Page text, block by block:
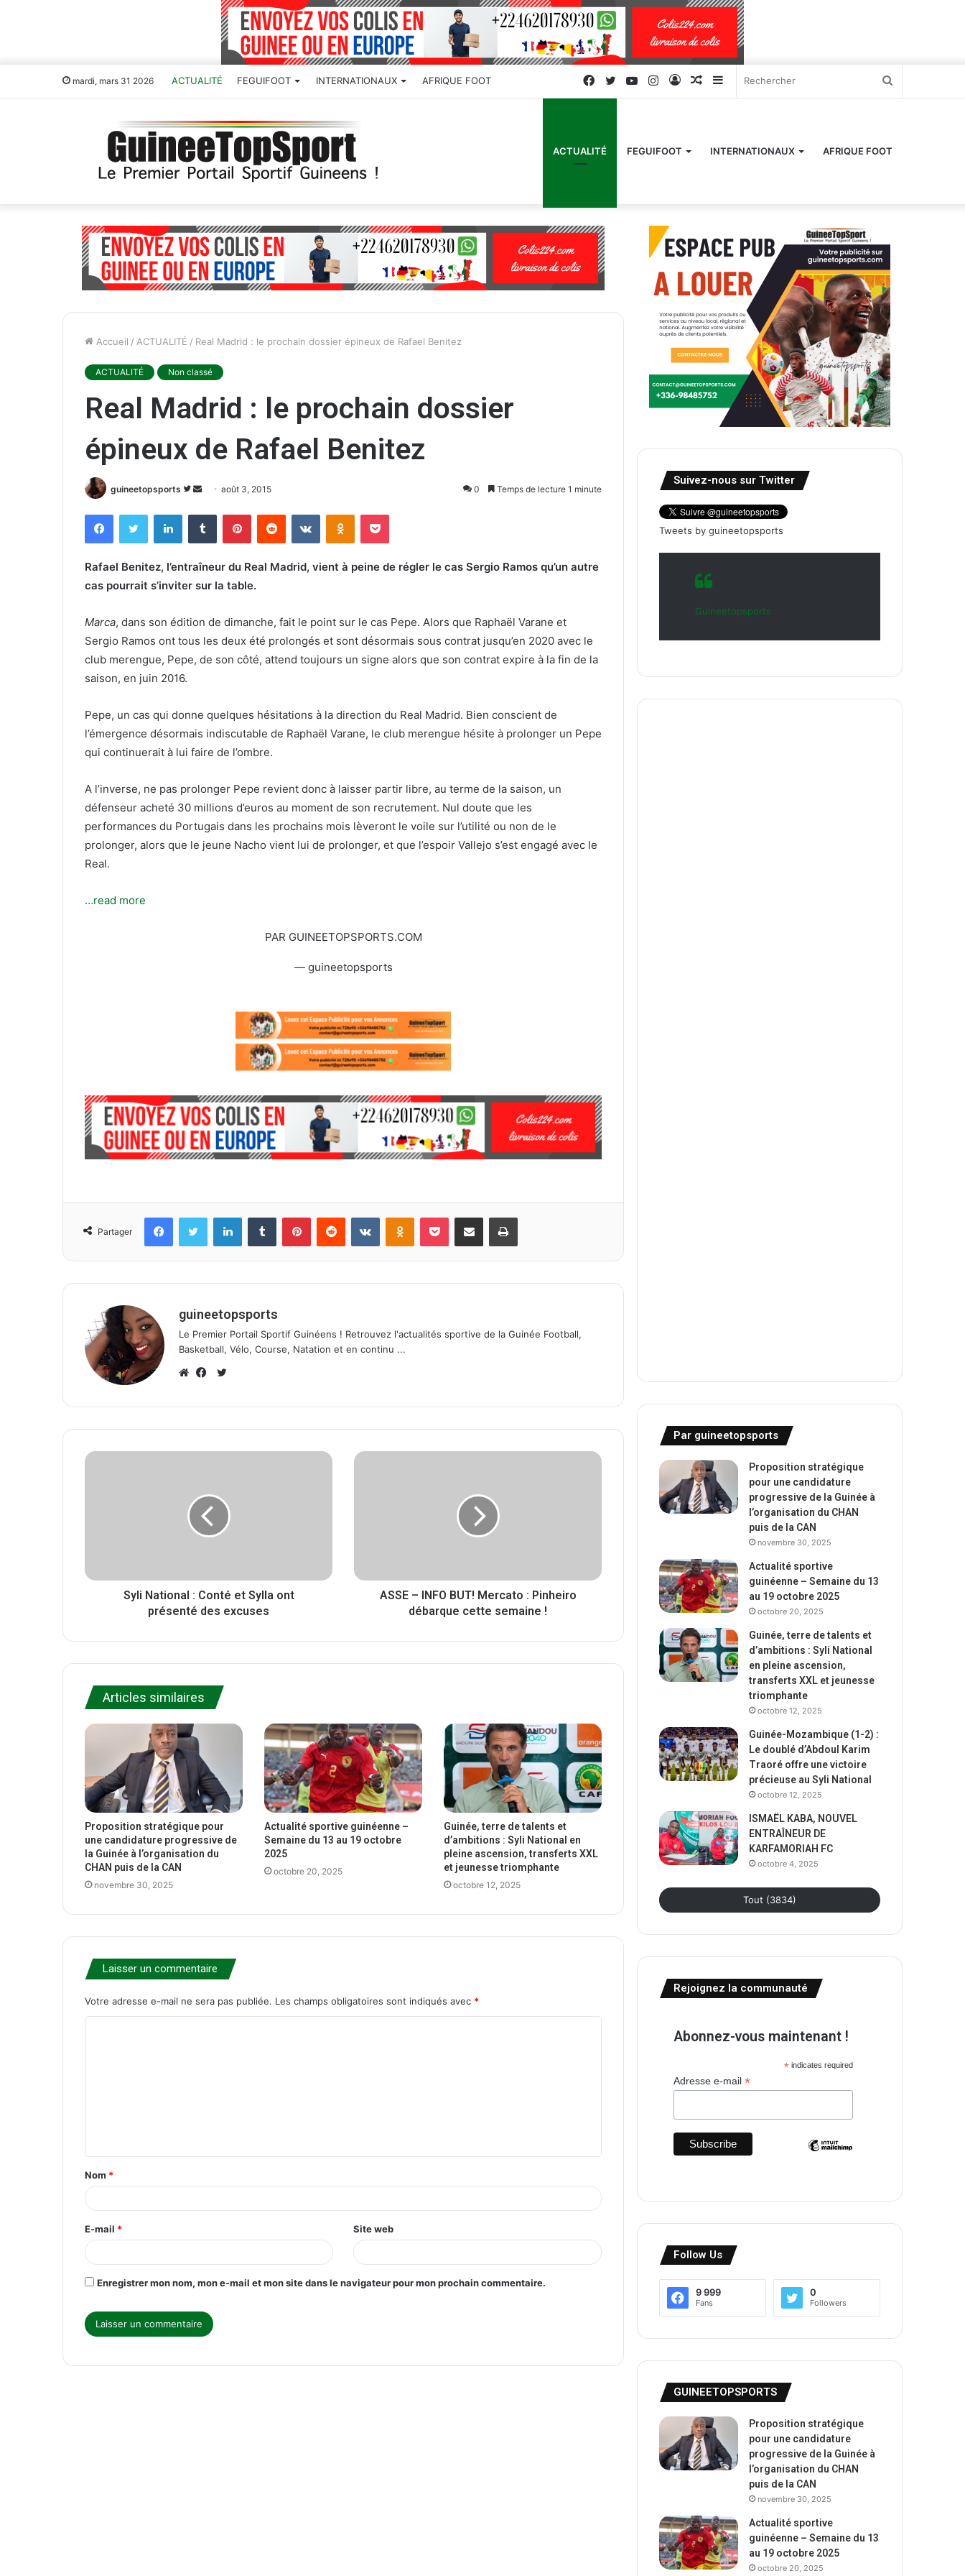
mardi, mars 31 2026 ACTUALITÉ FEGUIFOOT INTERNATIONAUX AFRIQUE FOOT Sidebar
latérale)
Article
Connexion
Instagram
YouTube
Twitter
Facebook
ACTUALITÉ FEGUIFOOT INTERNATIONAUX AFRIQUE FOOT
Accueil / ACTUALITÉ / Real Madrid : le prochain dossier épineux de Rafael Benitez
ACTUALITÉ Non classé
Real Madrid : le prochain dossier
épineux de Rafael Benitez
guineetopsports
S
v
s
r
T
w
t
e
r
v
o
r
n
c
o
r
i
e
août 3, 2015 0 Temps de lecture 1 minute
Rafael Benitez, l’entraîneur du Real Madrid, vient à peine de régler le cas Sergio Ramos qu’un autre
cas pourrait s’inviter sur la table.
Marca, dans son édition de dimanche, fait le point sur le cas Pepe. Alors que Raphaël Varane et
Sergio Ramos ont tous les deux été prolongés et sont désormais sous contrat jusqu’en 2020 avec le
club merengue, Pepe, de son côté, attend toujours un signe alors que son contrat expire à la fin de la
saison, en juin 2016.
Pepe, un cas qui donne quelques hésitations à la direction du Real Madrid. Bien conscient de
l’émergence désormais indiscutable de Raphaël Varane, le club merengue hésite à prolonger un Pepe
qui continuerait à lui faire de l’ombre.
A l’inverse, ne pas prolonger Pepe revient donc à laisser partir libre, au terme de la saison, un
défenseur acheté 30 millions d’euros au moment de son recrutement. Nul doute que les
performances du Portugais dans les prochains mois lèveront le voile sur l’utilité ou non de le
prolonger, alors que le jeune Nacho vient lui de prolonger, et que l’espoir Vallejo s’est engagé avec le
Real.
…read more
PAR GUINEETOPSPORTS.COM
— guineetopsports
Partager
guineetopsports
Le Premier Portail Sportif Guinéens ! Retrouvez l'actualités sportive de la Guinée Football,
Basketball, Vélo, Course, Natation et en continu ...
e
a
o
k
i
Syli National : Conté et Sylla ont
présenté des excuses
ASSE – INFO BUT! Mercato : Pinheiro
débarque cette semaine !
Articles similaires
Proposition stratégique pour
une candidature progressive de
la Guinée à l’organisation du
CHAN puis de la CAN
novembre 30, 2025
Actualité sportive guinéenne –
Semaine du 13 au 19 octobre
2025
octobre 20, 2025
Guinée, terre de talents et
d’ambitions : Syli National en
pleine ascension, transferts XXL
et jeunesse triomphante
octobre 12, 2025
Laisser un commentaire
Votre adresse e-mail ne sera pas publiée. Les champs obligatoires sont indiqués avec *
t
a
e
*
Nom *
E-mail * Site web
Enregistrer mon nom, mon e-mail et mon site dans le navigateur pour mon prochain commentaire.
Suivez-nous sur Twitter
Tweets by guineetopsports
Guineetopsports
Par guineetopsports
Proposition stratégique
pour une candidature
progressive de la Guinée à
l’organisation du CHAN
puis de la CAN
novembre 30, 2025
Actualité sportive
guinéenne – Semaine du 13
au 19 octobre 2025
octobre 20, 2025
Guinée, terre de talents et
d’ambitions : Syli National
en pleine ascension,
transferts XXL et jeunesse
triomphante
octobre 12, 2025
Guinée-Mozambique (1-2) :
Le doublé d’Abdoul Karim
Traoré offre une victoire
précieuse au Syli National
octobre 12, 2025
ISMAËL KABA, NOUVEL
ENTRAÎNEUR DE
KARFAMORIAH FC
octobre 4, 2025
Tout (3834)
Rejoignez la communauté
Abonnez-vous maintenant !
*indicates required
Adresse e-mail*
Follow Us
9 999
Fans
0
Followers
GUINEETOPSPORTS
Proposition stratégique
pour une candidature
progressive de la Guinée à
l’organisation du CHAN
puis de la CAN
novembre 30, 2025
Actualité sportive
guinéenne – Semaine du 13
au 19 octobre 2025
octobre 20, 2025